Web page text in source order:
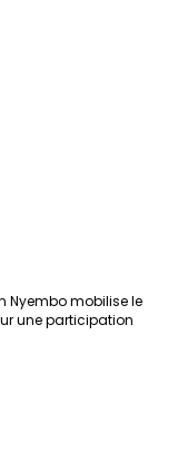
Nyembo mobilise le
une participation